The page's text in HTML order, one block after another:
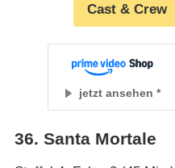
Cast & Crew
jetzt ansehen
36. Santa Mortale